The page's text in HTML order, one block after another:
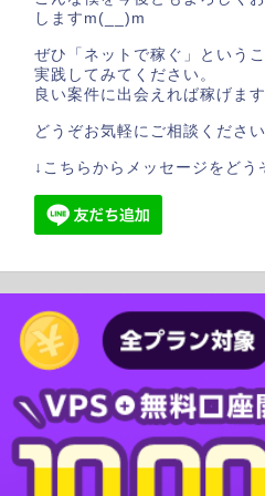
しますm(__)m
ぜひ「ネットで稼ぐ」という
実践してみてください。
良い案件に出会えれば稼げます
どうぞお気軽にご相談ください
↓こちらからメッセージをどう